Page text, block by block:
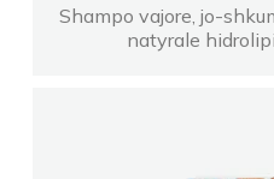
Shampo vajore, jo-
natyrale